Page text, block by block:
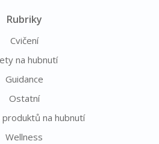
Rubriky
Cvičení
na hubnutí
Guidance
Ostatní
produktů na hubnutí
Wellness